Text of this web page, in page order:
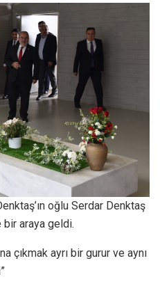
oğlu Serdar Denktaş
araya geldi.
çıkmak ayrı bir gurur ve aynı